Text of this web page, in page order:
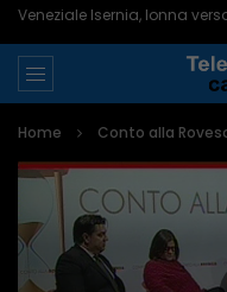
Home Conto alla